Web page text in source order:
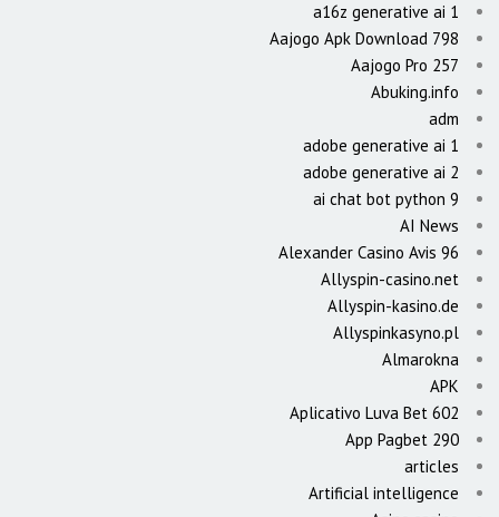
a16z generative ai 1
Aajogo Apk Download 798
Aajogo Pro 257
Abuking.info
adm
adobe generative ai 1
adobe generative ai 2
ai chat bot python 9
AI News
Alexander Casino Avis 96
Allyspin-casino.net
Allyspin-kasino.de
Allyspinkasyno.pl
Almarokna
APK
Aplicativo Luva Bet 602
App Pagbet 290
articles
Artificial intelligence